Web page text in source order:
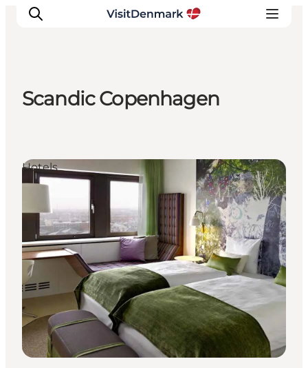
Erlebnisse
Unterkünfte
Reiseplanung
Scandic Copenhagen
Hotels